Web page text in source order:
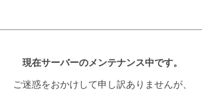
現在サーバーのメンテナンス中です。
ご迷惑をおかけして申し訳ありませんが、